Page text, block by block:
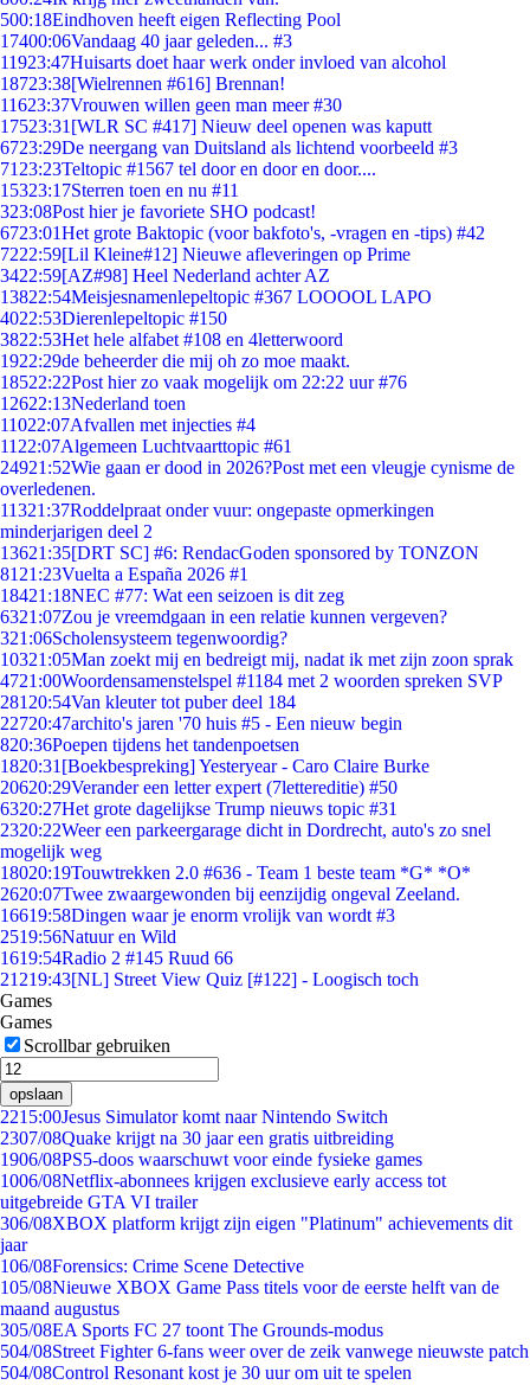
500:18Eindhoven heeft eigen Reflecting Pool
17400:06Vandaag 40 jaar geleden... #3
11923:47Huisarts doet haar werk onder invloed van alcohol
18723:38[Wielrennen #616] Brennan!
11623:37Vrouwen willen geen man meer #30
17523:31 [WLR SC #417] Nieuw deel openen was kaputt
6723:29De neergang van Duitsland als lichtend voorbeeld #3
71 23:23Teltopic #1567 tel door en door en door....
15323:17Sterren toen en nu #11
323:08Post hier je favoriete SHO podcast!
6723:01Het grote Baktopic (voor bakfoto's, -vragen en -tips) #42
7222:59[Lil Kleine#12] Nieuwe afleveringen op Prime
3422:59[AZ#98] Heel Nederland achter AZ
13822:54Meisjesnamenlepeltopic #367 LOOOOL LAPO
4022:53Dierenlepeltopic #150
3822:53Het hele alfabet #108 en 4letterwoord
1922:29de beheerder die mij oh zo moe maakt.
18522:22Post hier zo vaak mogelijk om 22:22 uur #76
12622:13Nederland toen
11022:07Afvallen met injecties #4
11 22:07Algemeen Luchtvaarttopic #61
24921:52Wie gaan er dood in 2026?Post met een vleugje cynisme de
overledenen.
11321:37Roddelpraat onder vuur: ongepaste opmerkingen
minderjarigen deel 2
13621:35[DRT SC] #6: RendacGoden sponsored by TONZON
81 21:23Vuelta a España 2026 #1
18421:18NEC #77: Wat een seizoen is dit zeg
6321:07Zou je vreemdgaan in een relatie kunnen vergeven?
321:06Scholensysteem tegenwoordig?
10321:05Man zoekt mij en bedreigt mij, nadat ik met zijn zoon sprak
4721:00Woordensamenstelspel #1184 met 2 woorden spreken SVP
281 20:54Van kleuter tot puber deel 184
22720:47archito's jaren '70 huis #5 - Een nieuw begin
820:36Poepen tijdens het tandenpoetsen
1820:31 [Boekbespreking] Yesteryear - Caro Claire Burke
20620:29Verander een letter expert (7lettereditie) #50
6320:27Het grote dagelijkse Trump nieuws topic #31
2320:22Weer een parkeergarage dicht in Dordrecht, auto's zo snel
mogelijk weg
18020:19Touwtrekken 2.0 #636 - Team 1 beste team *G* *O*
2620:07Twee zwaargewonden bij eenzijdig ongeval Zeeland.
16619:58Dingen waar je enorm vrolijk van wordt #3
2519:56Natuur en Wild
1619:54Radio 2 #145 Ruud 66
21219:43[NL] Street View Quiz [#122] - Loogisch toch
Games
Games
Scrollbar gebruiken
opslaan
2215:00Jesus Simulator komt naar Nintendo Switch
2307/08Quake krijgt na 30 jaar een gratis uitbreiding
1906/08PS5-doos waarschuwt voor einde fysieke games
1006/08Netflix-abonnees krijgen exclusieve early access tot
uitgebreide GTA VI trailer
306/08XBOX platform krijgt zijn eigen "Platinum" achievements dit
jaar
106/08Forensics: Crime Scene Detective
105/08Nieuwe XBOX Game Pass titels voor de eerste helft van de
maand augustus
305/08EA Sports FC 27 toont The Grounds-modus
504/08Street Fighter 6-fans weer over de zeik vanwege nieuwste patch
504/08Control Resonant kost je 30 uur om uit te spelen